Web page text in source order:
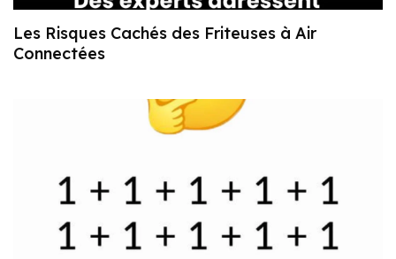
Les Risques Cachés des Friteuses à Air
Connectées